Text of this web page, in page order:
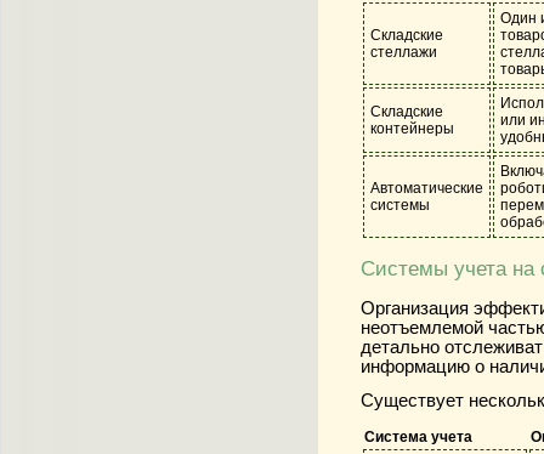
Складские
стеллажи
Один
Складские
контейнеры
или
Автоматические
системы
Системы учета на
Организация
неотъемлемой
детально
информацию о
Существует
Система учета